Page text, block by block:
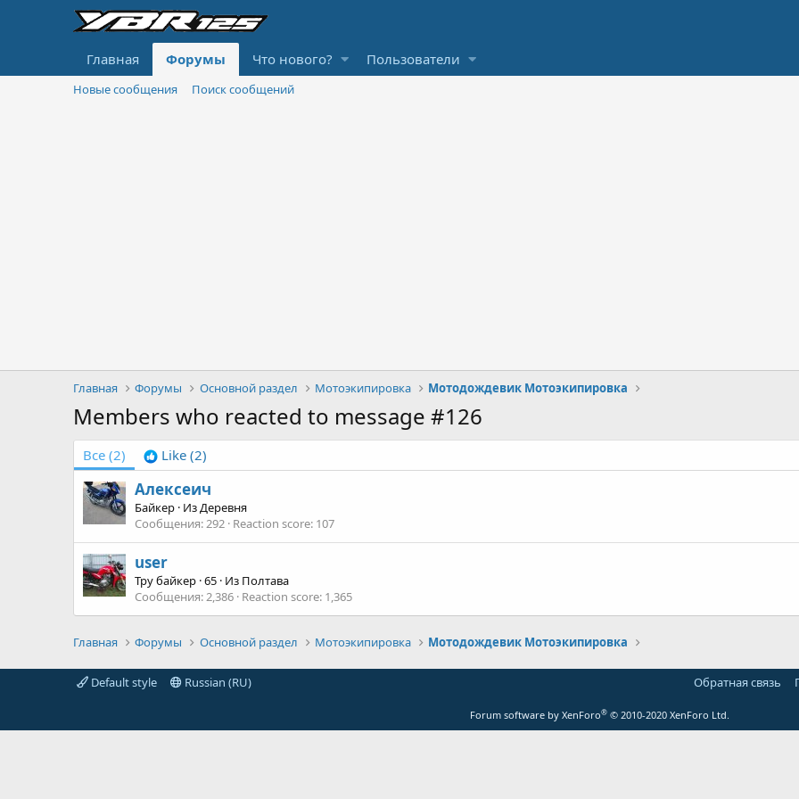
Главная Форумы Что нового? Пользователи
Новые сообщения Поиск сообщений
Главная Форумы Основной раздел Мотоэкипировка Мотодождевик Мотоэкипировка
Members who reacted to message #126
Все (2) Like (2)
Алексеич
Байкер · ИзДеревня
Сообщения 292 Reaction score 107
user
Тру байкер ·65 · Из Полтава
Сообщения 2,386 Reaction score 1,365
Главная Форумы Основной раздел Мотоэкипировка Мотодождевик Мотоэкипировка
Default style Russian (RU) Обратная связь
Forum software by XenForo® © 2010-2020 XenForo Ltd.